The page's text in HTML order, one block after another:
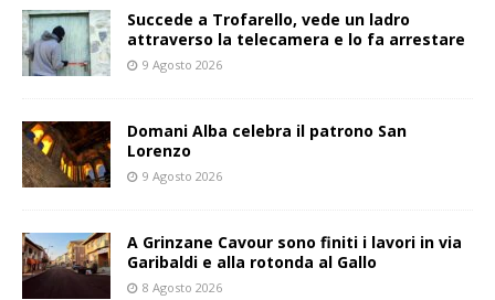
Succede a Trofarello, vede un ladro
attraverso la telecamera e lo fa arrestare
9 Agosto 2026
Domani Alba celebra il patrono San
Lorenzo
9 Agosto 2026
A Grinzane Cavour sono finiti i lavori in via
Garibaldi e alla rotonda al Gallo
8 Agosto 2026